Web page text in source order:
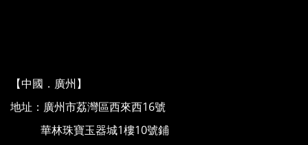
【中國．廣州】
地址：廣州市荔灣區西來西16號
華林珠寶玉器城1樓10號鋪